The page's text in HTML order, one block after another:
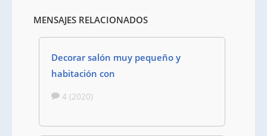
MENSAJES RELACIONADOS
Decorar salón muy pequeño y
habitación con
4 (2020)